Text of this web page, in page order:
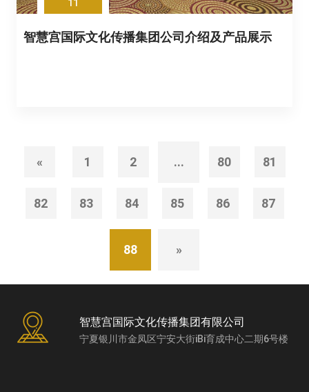
11
智慧宫国际文化传播集团公司介绍及产品展示
« 1 2 ... 80 81
82 83 84 85 86 87
88 »
智慧宫国际文化传播集团有限公司
宁夏银川市金凤区宁安大街iBi育成中心二期6号楼